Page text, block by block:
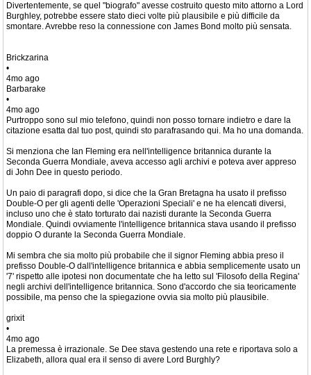
Divertentemente, se quel "biografo" avesse costruito questo mito attorno a Lord
Burghley, potrebbe essere stato dieci volte più plausibile e più difficile da
smontare. Avrebbe reso la connessione con James Bond molto più sensata.
Brickzarina
•
4mo ago
Barbarake
•
4mo ago
Purtroppo sono sul mio telefono, quindi non posso tornare indietro e dare la
citazione esatta dal tuo post, quindi sto parafrasando qui. Ma ho una domanda.
Si menziona che Ian Fleming era nell'intelligence britannica durante la
Seconda Guerra Mondiale, aveva accesso agli archivi e poteva aver appreso
di John Dee in questo periodo.
Un paio di paragrafi dopo, si dice che la Gran Bretagna ha usato il prefisso
Double-O per gli agenti delle 'Operazioni Speciali' e ne ha elencati diversi,
incluso uno che è stato torturato dai nazisti durante la Seconda Guerra
Mondiale. Quindi ovviamente l'intelligence britannica stava usando il prefisso
doppio O durante la Seconda Guerra Mondiale.
Mi sembra che sia molto più probabile che il signor Fleming abbia preso il
prefisso Double-O dall'intelligence britannica e abbia semplicemente usato un
'7' rispetto alle ipotesi non documentate che ha letto sul 'Filosofo della Regina'
negli archivi dell'intelligence britannica. Sono d'accordo che sia teoricamente
possibile, ma penso che la spiegazione ovvia sia molto più plausibile.
grixit
•
4mo ago
La premessa è irrazionale. Se Dee stava gestendo una rete e riportava solo a
Elizabeth, allora qual era il senso di avere Lord Burghly?